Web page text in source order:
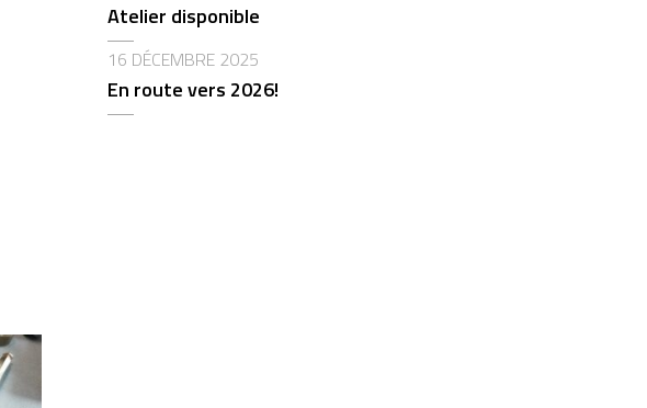
Atelier disponible
16 DÉCEMBRE 2025
En route vers 2026!